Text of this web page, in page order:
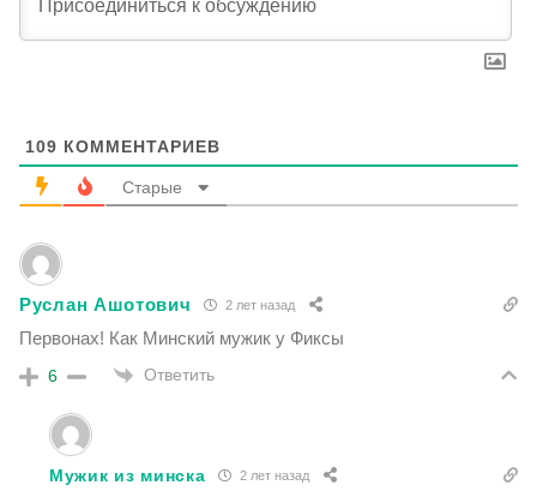
109 КОММЕНТАРИЕВ
Старые
Руслан Ашотович 2 лет назад
Первонах! Как Минский мужик у Фиксы
6 Ответить
Мужик из минска 2 лет назад